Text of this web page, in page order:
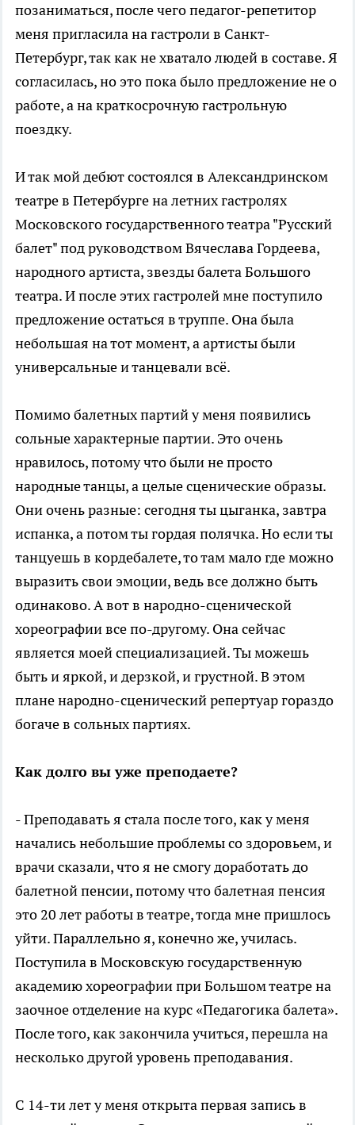
позаниматься, после чего педагог-репетитор
меня пригласила на гастроли в Санкт-
Петербург, так как не хватало людей в составе. Я
согласилась, но это пока было предложение не о
работе, а на краткосрочную гастрольную
поездку.
И так мой дебют состоялся в Александринском
театре в Петербурге на летних гастролях
Московского государственного театра "Русский
балет" под руководством Вячеслава Гордеева,
народного артиста, звезды балета Большого
театра. И после этих гастролей мне поступило
предложение остаться в труппе. Она была
небольшая на тот момент, а артисты были
универсальные и танцевали всё.
Помимо балетных партий у меня появились
сольные характерные партии. Это очень
нравилось, потому что были не просто
народные танцы, а целые сценические образы.
Они очень разные: сегодня ты цыганка, завтра
испанка, а потом ты гордая полячка. Но если ты
танцуешь в кордебалете, то там мало где можно
выразить свои эмоции, ведь все должно быть
одинаково. А вот в народно-сценической
хореографии все по-другому. Она сейчас
является моей специализацией. Ты можешь
быть и яркой, и дерзкой, и грустной. В этом
плане народно-сценический репертуар гораздо
богаче в сольных партиях.
Как долго вы уже преподаете?
- Преподавать я стала после того, как у меня
начались небольшие проблемы со здоровьем, и
врачи сказали, что я не смогу доработать до
балетной пенсии, потому что балетная пенсия
это 20 лет работы в театре, тогда мне пришлось
уйти. Параллельно я, конечно же, училась.
Поступила в Московскую государственную
академию хореографии при Большом театре на
заочное отделение на курс «Педагогика балета».
После того, как закончила учиться, перешла на
несколько другой уровень преподавания.
С 14-ти лет у меня открыта первая запись в